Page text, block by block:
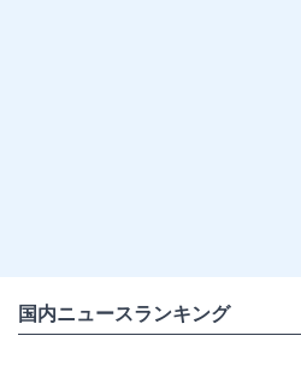
国内ニュースランキング